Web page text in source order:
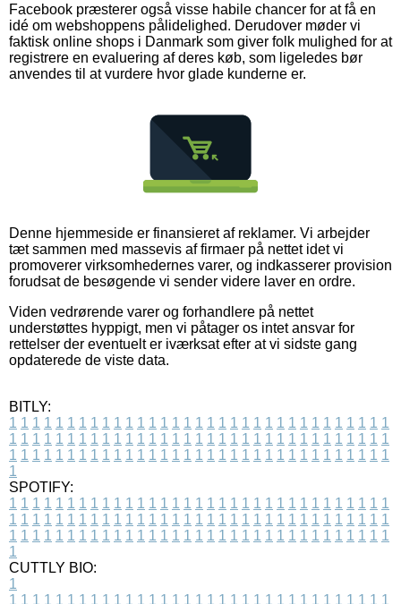
Facebook præsterer også visse habile chancer for at få en
idé om webshoppens pålidelighed. Derudover møder vi
faktisk online shops i Danmark som giver folk mulighed for at
registrere en evaluering af deres køb, som ligeledes bør
anvendes til at vurdere hvor glade kunderne er.
Denne hjemmeside er finansieret af reklamer. Vi arbejder
tæt sammen med massevis af firmaer på nettet idet vi
promoverer virksomhedernes varer, og indkasserer provision
forudsat de besøgende vi sender videre laver en ordre.
Viden vedrørende varer og forhandlere på nettet
understøttes hyppigt, men vi påtager os intet ansvar for
rettelser der eventuelt er iværksat efter at vi sidste gang
opdaterede de viste data.
BITLY:
1 1 1 1 1 1 1 1 1 1 1 1 1 1 1 1 1 1 1 1 1 1 1 1 1 1 1 1 1 1 1 1 1
1 1 1 1 1 1 1 1 1 1 1 1 1 1 1 1 1 1 1 1 1 1 1 1 1 1 1 1 1 1 1 1 1
1 1 1 1 1 1 1 1 1 1 1 1 1 1 1 1 1 1 1 1 1 1 1 1 1 1 1 1 1 1 1 1 1
1
SPOTIFY:
1 1 1 1 1 1 1 1 1 1 1 1 1 1 1 1 1 1 1 1 1 1 1 1 1 1 1 1 1 1 1 1 1
1 1 1 1 1 1 1 1 1 1 1 1 1 1 1 1 1 1 1 1 1 1 1 1 1 1 1 1 1 1 1 1 1
1 1 1 1 1 1 1 1 1 1 1 1 1 1 1 1 1 1 1 1 1 1 1 1 1 1 1 1 1 1 1 1 1
1
CUTTLY BIO:
1
1 1 1 1 1 1 1 1 1 1 1 1 1 1 1 1 1 1 1 1 1 1 1 1 1 1 1 1 1 1 1 1 1